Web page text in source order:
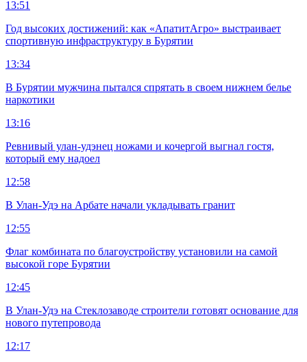
13:51
Год высоких достижений: как «АпатитАгро» выстраивает
спортивную инфраструктуру в Бурятии
13:34
В Бурятии мужчина пытался спрятать в своем нижнем белье
наркотики
13:16
Ревнивый улан-удэнец ножами и кочергой выгнал гостя,
который ему надоел
12:58
В Улан-Удэ на Арбате начали укладывать гранит
12:55
Флаг комбината по благоустройству установили на самой
высокой горе Бурятии
12:45
В Улан-Удэ на Стеклозаводе строители готовят основание для
нового путепровода
12:17